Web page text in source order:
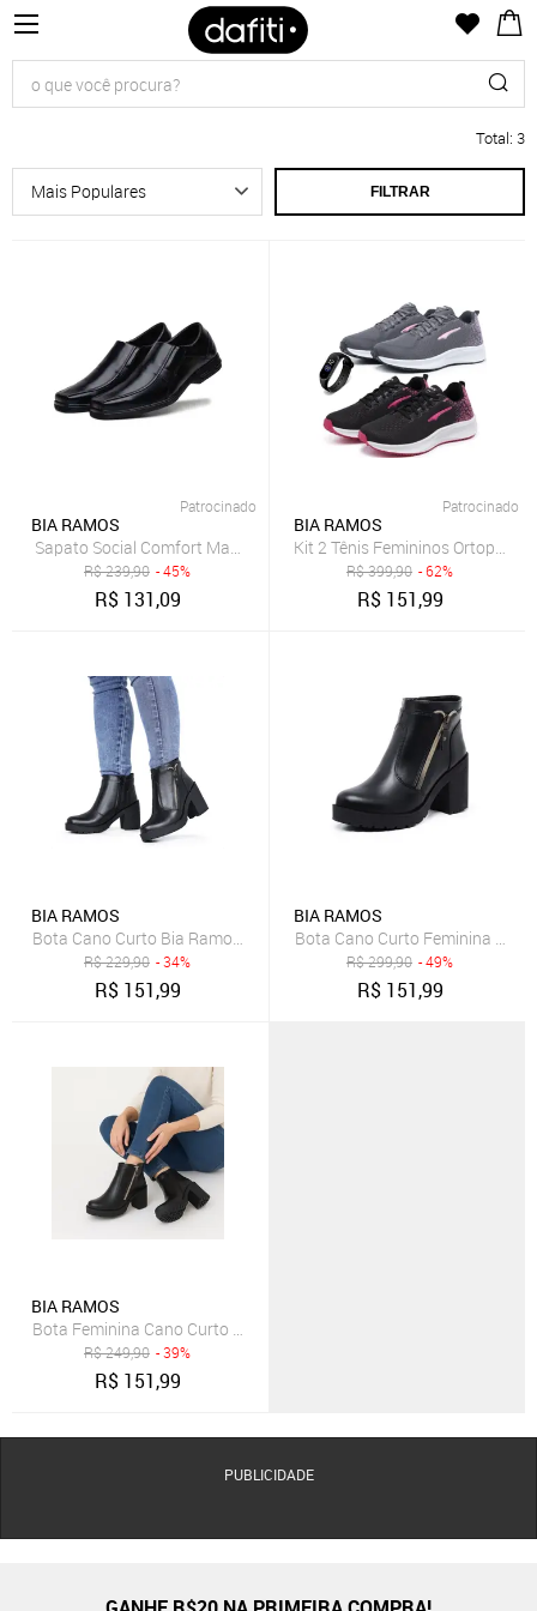
Total: 3
FILTRAR
Patrocinado
BIA RAMOS
Sapato Social Comfort Masculino Classico Preto
R$239,90 - 45%
R$ 131,09
Patrocinado
BIA RAMOS
Kit 2 Tênis Femininos
R$399,90 - 62%
R$ 151,99
BIA RAMOS
Bota Cano Curto Bia Ramos Salto Bloco Tratorado com Zíper Preta
R$229,90 - 34%
R$ 151,99
BIA RAMOS
Bota Cano Curto Feminina
R$299,90 - 49%
R$ 151,99
BIA RAMOS
Bota Feminina Cano Curto Salto Alto Confotavel Preta
R$249,90 - 39%
R$ 151,99
PUBLICIDADE